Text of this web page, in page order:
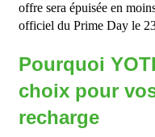
offre sera épuisée en
officiel du Prime Day le
Pourquoi
choix pour
recharge